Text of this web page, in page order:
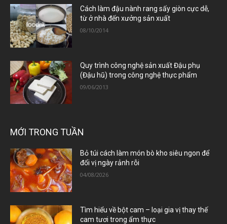
Cách làm đậu nành rang sấy giòn cực dễ,
từ ở nhà đến xưởng sản xuất
08/10/2014
Quy trình công nghệ sản xuất Đậu phụ
(Đậu hũ) trong công nghệ thực phẩm
09/06/2013
MỚI TRONG TUẦN
Bỏ túi cách làm món bò kho siêu ngon để
đổi vị ngày rảnh rỗi
04/08/2026
Tìm hiểu về bột cam – loại gia vị thay thế
cam tươi trong ẩm thực